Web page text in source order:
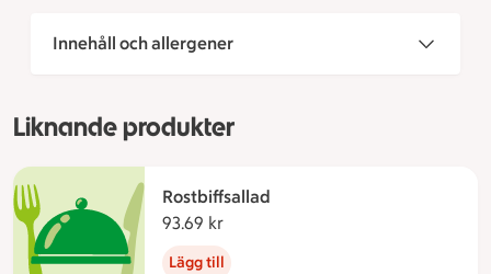
Innehåll och allergener
Liknande produkter
Rostbiffsallad
93.69 kr
Lägg till